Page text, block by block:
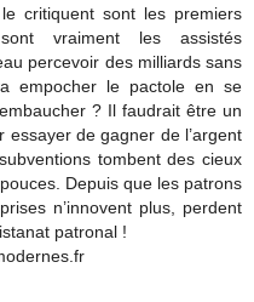
critiquent sont les premiers
vraiment les assistés
percevoir des milliards sans
empocher le pactole en se
? Il faudrait être un
de gagner de l’argent
tombent des cieux
Depuis que les patrons
n’innovent plus, perdent
patronal !